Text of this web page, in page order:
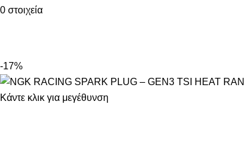
0 στοιχεία
-17%
Κάντε κλικ για μεγέθυνση